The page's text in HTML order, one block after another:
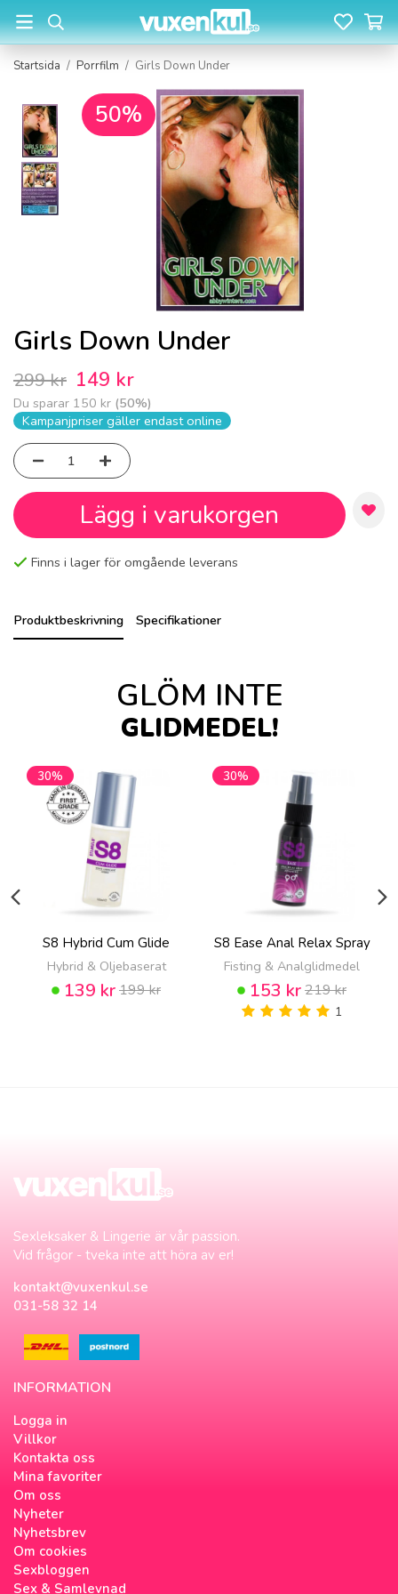
Startsida / Porrfilm / Girls Down Under
50%
Girls Down Under
299 kr 149 kr
Du sparar 150 kr (50%)
Kampanjpriser gäller endast online
Lägg i varukorgen
Finns i lager för omgående leverans
Produktbeskrivning Specifikationer
GLÖM INTE
GLIDMEDEL!
30%
S8 Hybrid Cum Glide
Hybrid & Oljebaserat
139 kr199 kr
30%
S8 Ease Anal Relax Spray
Fisting & Analglidmedel
153 kr219 kr
1
Sexleksaker & Lingerie är vår passion.
Vid frågor - tveka inte att höra av er!
kontakt@vuxenkul.se
031-58 32 14
INFORMATION
Logga in
Villkor
Kontakta oss
Mina favoriter
Om oss
Nyheter
Nyhetsbrev
Om cookies
Sexbloggen
Sex & Samlevnad